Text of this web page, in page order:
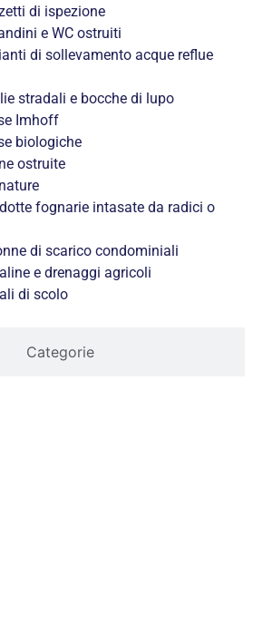
Categorie
di ispezione
e WC ostruiti
di sollevamento acque reflue
stradali e bocche di lupo
Imhoff
biologiche
ostruite
fognarie intasate da radici o
di scarico condominiali
e drenaggi agricoli
di scolo